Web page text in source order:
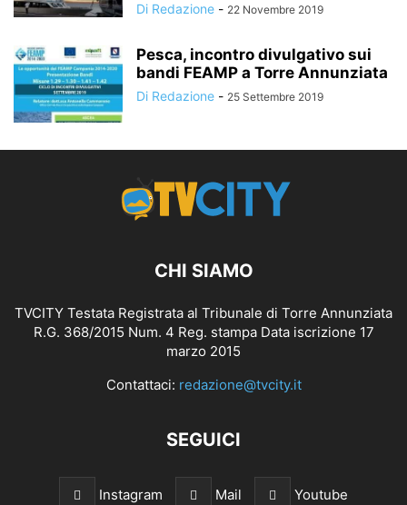
Di Redazione - 22 Novembre 2019
Pesca, incontro divulgativo sui
bandi FEAMP a Torre Annunziata
Di Redazione - 25 Settembre 2019
CHI SIAMO
TVCITY Testata Registrata al Tribunale di Torre Annunziata
R.G. 368/2015 Num. 4 Reg. stampa Data iscrizione 17
marzo 2015
Contattaci: redazione@tvcity.it
SEGUICI
Instagram Mail Youtube